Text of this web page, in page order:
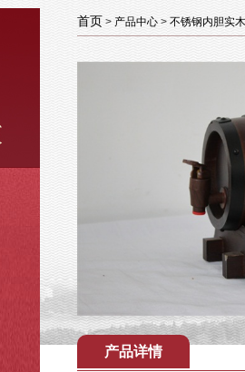
首页 > 产品中心 > 不锈钢内胆实
产品详情